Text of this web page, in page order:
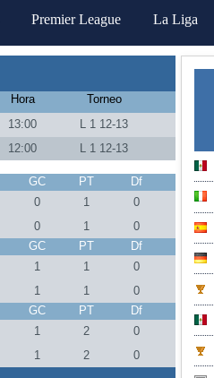
Premier League La Liga
Hora
Torneo
13:00
L 1 12-13
12:00 L 1 12-13
GC PT
Df
0 1
0
0 1
0
GC PT
Df
1 1
0
1 1
0
GC PT
Df
1 2
0
1 2 0